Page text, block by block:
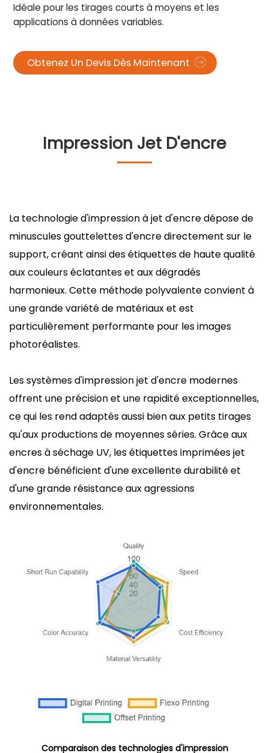
Idéale pour les tirages courts à moyens et les
applications à données variables.
Obtenez Un Devis Dès Maintenant
Impression Jet D'encre
La technologie d'impression à jet d'encre dépose de
minuscules gouttelettes d'encre directement sur le
support, créant ainsi des étiquettes de haute qualité
aux couleurs éclatantes et aux dégradés
harmonieux. Cette méthode polyvalente convient à
une grande variété de matériaux et est
particulièrement performante pour les images
photoréalistes.
Les systèmes d'impression jet d'encre modernes
offrent une précision et une rapidité exceptionnelles,
ce qui les rend adaptés aussi bien aux petits tirages
qu'aux productions de moyennes séries. Grâce aux
encres à séchage UV, les étiquettes imprimées jet
d'encre bénéficient d'une excellente durabilité et
d'une grande résistance aux agressions
environnementales.
Comparaison des technologies d'impression